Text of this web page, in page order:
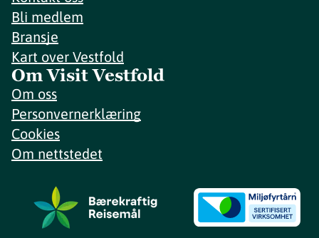
Bli medlem
Bransje
Kart over Vestfold
Om Visit Vestfold
Om oss
Personvernerklæring
Cookies
Om nettstedet